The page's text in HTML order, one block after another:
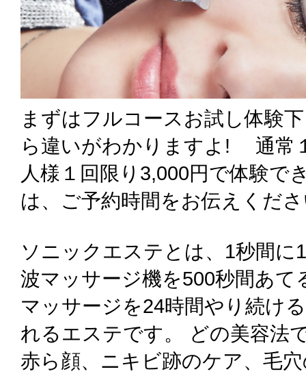
まずはフルコースお試し体験
ら違いがわかりますよ! 通常
人様１回限り3,000円で体験
は、ご予約時間をお伝えくだ
ソニックエステとは、1秒間に
波マッサージ機を500秒間あ
マッサージを24時間やり続け
れるエステです。 どの美容法
赤ら顔、ニキビ跡のケア、毛